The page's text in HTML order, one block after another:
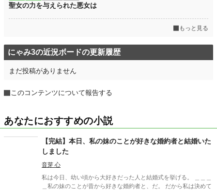
聖女の力を与えられた悪女は
もっと見る
にゃみ3の近況ボードの更新履歴
まだ投稿がありません
このコンテンツについて報告する
あなたにおすすめの小説
【完結】本日、私の妹のことが好きな婚約者と結婚いた
しました
音芽 心
私は今日、幼い頃から大好きだった人と結婚式を挙げる。 ＿＿＿
＿私の妹のことが昔から好きな婚約者と、だ。 だから私は決めて